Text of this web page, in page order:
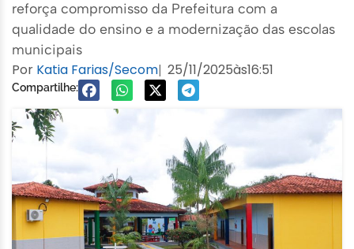
reforça compromisso da Prefeitura com a
qualidade do ensino e a modernização das escolas
municipais
Por Katia Farias/Secom| 25/11/2025às16:51
Compartilhe: